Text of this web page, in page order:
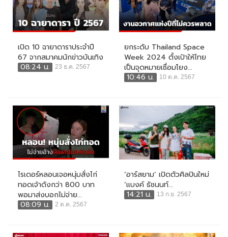
เปิด 10 ฉายาดาราประจำปี
67 จากสมาคมนักข่าวบันเทิง
08:24 น.
23 ธ.ค. 2567
ยกระดับ Thailand Space
Week 2024 ตั้งเป้าให้ไทย
เป็นจุดหมายเชื่อมโยง...
10:46 น.
10 ต.ค. 2567
ไรเดอร์หลอนเจอหนุ่มสั่งไก่
ทอดเจ้าดังกว่า 800 บาท
พอมาส่งบอกไม่จ่าย...
08:09 น.
2 ต.ค. 2567
‘อาร์สยาม’ เปิดตัวศิลปินใหม่
‘แบงค์ ธัชนนท์...
14:21 น.
13 ก.ย. 2567